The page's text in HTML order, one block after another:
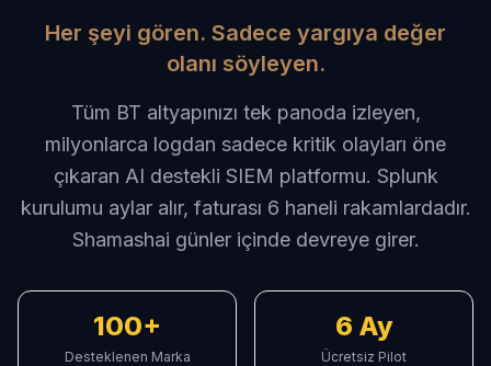
Her şeyi gören. Sadece yargıya değer
olanı söyleyen.
Tüm BT altyapınızı tek panoda izleyen,
milyonlarca logdan sadece kritik olayları öne
çıkaran AI destekli SIEM platformu. Splunk
kurulumu aylar alır, faturası 6 haneli rakamlardadır.
Shamashai günler içinde devreye girer.
100+
Desteklenen Marka
6 Ay
Ücretsiz Pilot